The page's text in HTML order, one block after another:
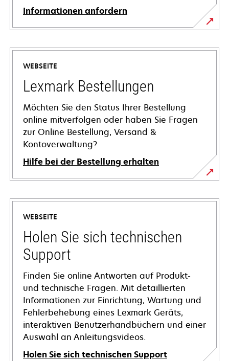
Informationen anfordern
WEBSEITE
Lexmark Bestellungen
Möchten Sie den Status Ihrer Bestellung
online mitverfolgen oder haben Sie Fragen
zur Online Bestellung, Versand &
Kontoverwaltung?
Hilfe bei der Bestellung erhalten
WEBSEITE
Holen Sie sich technischen
Support
Finden Sie online Antworten auf Produkt-
und technische Fragen. Mit detaillierten
Informationen zur Einrichtung, Wartung und
Fehlerbehebung eines Lexmark Geräts,
interaktiven Benutzerhandbüchern und einer
Auswahl an Anleitungsvideos.
Holen Sie sich technischen Support